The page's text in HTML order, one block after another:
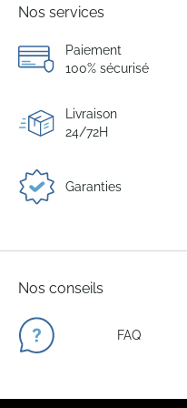
Nos services
Paiement
100% sécurisé
Livraison
24/72H
Garanties
Nos conseils
FAQ